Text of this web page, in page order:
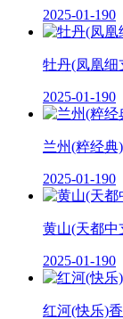
2025-01-190
牡丹(凤凰细
2025-01-190
兰州(粹经典
2025-01-190
黄山(天都中
2025-01-190
红河(快乐)